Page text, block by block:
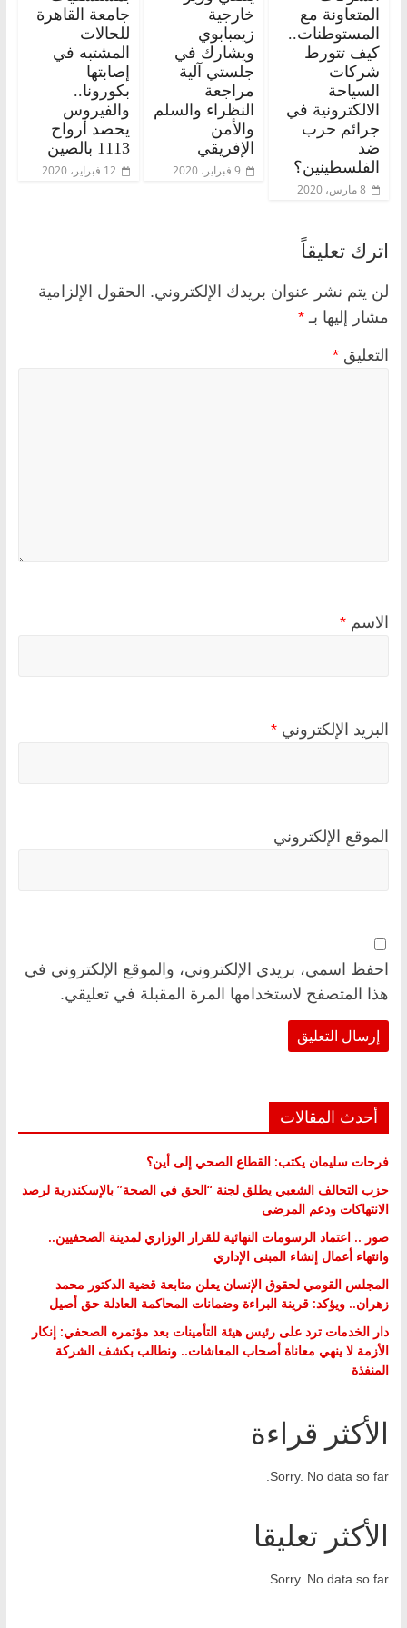
المتعاونة مع
المستوطنات..
كيف تتورط
شركات
السياحة
الالكترونية في
جرائم حرب
ضد
الفلسطينين؟
8 مارس، 2020
خارجية
زيمبابوي
ويشارك في
جلستي آلية
مراجعة
النظراء والسلم
والأمن
الإفريقي
9 فبراير، 2020
جامعة القاهرة
للحالات
المشتبه في
إصابتها
بكورونا..
والفيروس
يحصد أرواح
1113 بالصين
12 فبراير، 2020
اترك تعليقاً
لن يتم نشر عنوان بريدك الإلكتروني. الحقول الإلزامية
مشار إليها بـ *
التعليق *
الاسم *
البريد الإلكتروني *
الموقع الإلكتروني
احفظ اسمي، بريدي الإلكتروني، والموقع الإلكتروني في
هذا المتصفح لاستخدامها المرة المقبلة في تعليقي.
أحدث المقالات
فرحات سليمان يكتب: القطاع الصحي إلى أين؟
حزب التحالف الشعبي يطلق لجنة “الحق في الصحة” بالإسكندرية لرصد
الانتهاكات ودعم المرضى
صور .. اعتماد الرسومات النهائية للقرار الوزاري لمدينة الصحفيين..
وانتهاء أعمال إنشاء المبنى الإداري
المجلس القومي لحقوق الإنسان يعلن متابعة قضية الدكتور محمد
زهران.. ويؤكد: قرينة البراءة وضمانات المحاكمة العادلة حق أصيل
دار الخدمات ترد على رئيس هيئة التأمينات بعد مؤتمره الصحفي: إنكار
الأزمة لا ينهي معاناة أصحاب المعاشات.. ونطالب بكشف الشركة
المنفذة
الأكثر قراءة
Sorry. No data so far.
الأكثر تعليقا
Sorry. No data so far.